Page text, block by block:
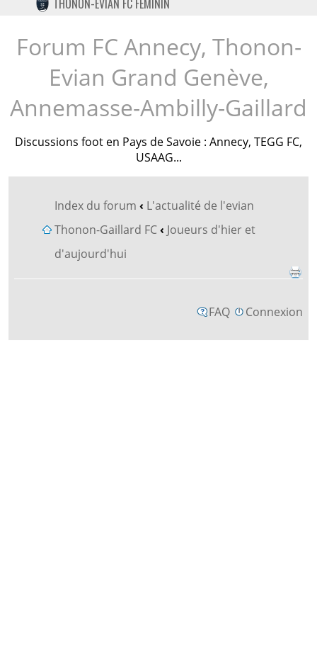
TWITTER
INSTAGRAM
THONON-EVIAN FC FÉMININ
Forum FC Annecy, Thonon-
Evian Grand Genève,
Annemasse-Ambilly-Gaillard
Discussions foot en Pays de Savoie : Annecy, TEGG FC,
USAAG...
Index du forum ‹ L'actualité de l'evian
Thonon-Gaillard FC‹ Joueurs d'hier et
d'aujourd'hui
FAQ Connexion